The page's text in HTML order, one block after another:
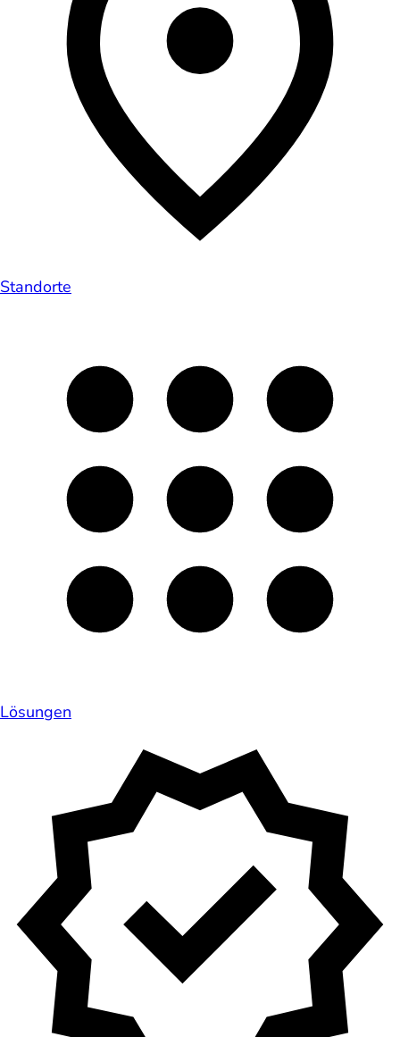
Standorte
Lösungen